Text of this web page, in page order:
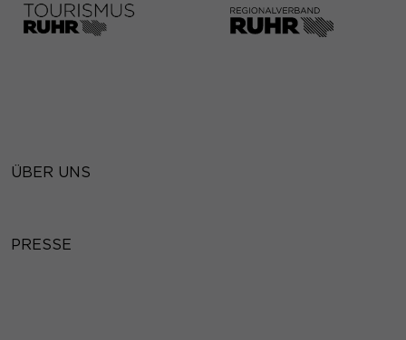
ÜBER UNS
PRESSE